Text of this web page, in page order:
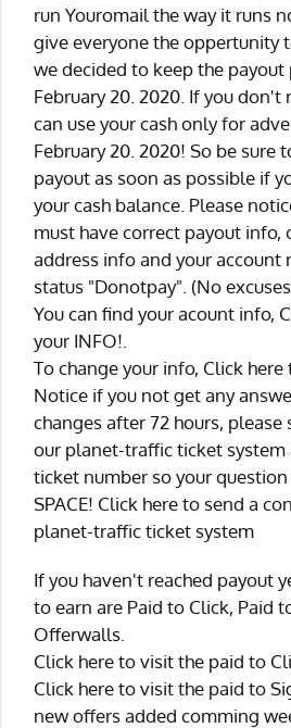
run Youromail the way it runs
give everyone the oppertunity
we decided to keep the
February 20. 2020. If you don't
can use your cash only for
February 20. 2020! So be sure
payout as soon as possible if
your cash balance. Please
must have correct payout info,
address info and your account
status "Donotpay". (No
You can find your acount info,
your INFO!.
To change your info, Click
Notice if you not get any
changes after 72 hours, please
our planet-traffic ticket system
ticket number so your
SPACE! Click here to send a
planet-traffic ticket system
If you haven't reached payout
to earn are Paid to Click, Paid
Offerwalls.
Click here to visit the paid to
Click here to visit the paid to
new offers added comming